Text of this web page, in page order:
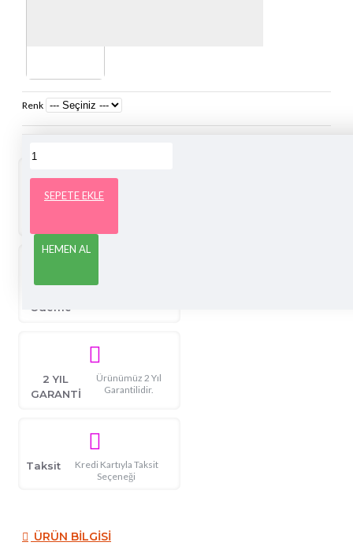
Renk
SEPETE EKLE
HEMEN AL
Tüm Türkiyeye
Ödeme
2 YIL
GARANTİ
Ürünümüz 2 Yıl
Garantilidir.
Taksit
Kredi Kartıyla Taksit
Seçeneği
ÜRÜN BILGISI